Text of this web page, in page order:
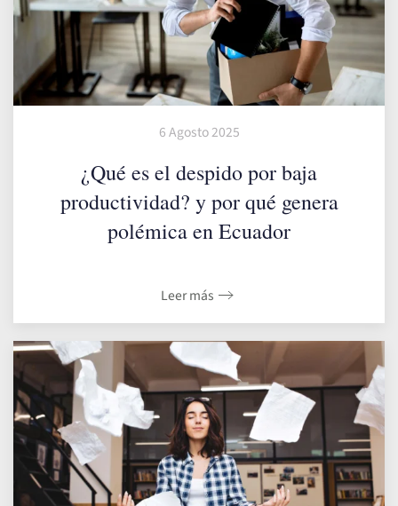
6 Agosto 2025
¿Qué es el despido por baja
productividad? y por qué genera
polémica en Ecuador
Leer más